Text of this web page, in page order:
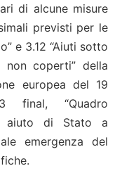
di alcune misure
previsti per le
e 3.12 “Aiuti sotto
coperti” della
europea del 19
final, “Quadro
aiuto di Stato a
emergenza del